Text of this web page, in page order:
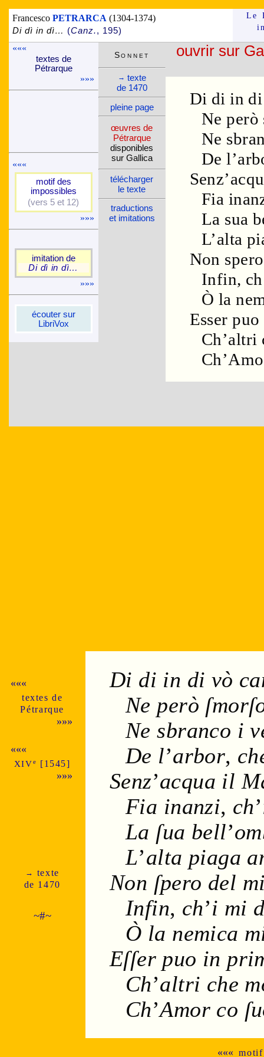
FrancescoPETRARCA (1304-1374)
Di dì in dì… (Canz., 195)
Le
«««
textes de
Pé­trarque
»»»
«««
motif des
impos­sibles
(vers 5 et 12)
»»»
imi­ta­tion de
Di dì in dì…
»»»
écou­ter sur
Libri­Vox
ouvrir sur
Di di in di
Ne però
Ne
De
Fia
La sua
L’alta
Non
Infin,
Ò la
Esser
Ch’altri
Son­net
→ texte
de 1470
pleine page
œuvres de
Pé­trarque
dispo­nibles
sur Gallica
télé­charger
le texte
traduc­tions
et imi­ta­tions
«««
textes de
Pé­trarque
»»»
«««
XIVe [1545]
»»»
→ texte
de 1470
~#~
Di di in di vò
Ne però
Ne sbranco i
De l’arbor,
Senz’acqua il
Fia inanzi, ch’
La ſua bell’
L’alta piaga
Non ſpero del
Infin, ch’i mi
Ò la nemica
Eſſer puo in
Ch’altri che
Ch’Amor co
««« motif